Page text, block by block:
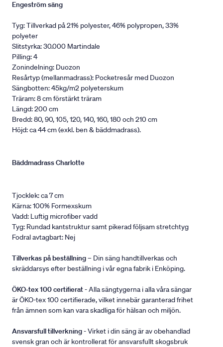
Engeström säng
Tyg: Tillverkad på 21% polyester, 46% polypropen, 33%
polyeter
Slitstyrka: 30.000 Martindale
Pilling: 4
Zonindelning: Duozon
Resårtyp (mellanmadrass): Pocketresår med Duozon
Sängbotten: 45kg/m2 polyeterskum
Träram: 8 cm förstärkt träram
Längd: 200 cm
Bredd: 80, 90, 105, 120, 140, 160, 180 och 210 cm
Höjd: ca 44 cm (exkl. ben & bäddmadrass).
Bäddmadrass Charlotte
Tjocklek: ca 7 cm
Kärna: 100% Formexskum
Vadd: Luftig microfiber vadd
Tyg: Rundad kantstruktur samt pikerad följsam stretchtyg
Fodral avtagbart: Nej
Tillverkas på beställning– Din säng handtillverkas och
skräddarsys efter beställning i vår egna fabrik i Enköping.
ÖKO-tex 100 certifierat- Alla sängtygerna i alla våra sängar
är ÖKO-tex 100 certifierade, vilket innebär garanterad frihet
från ämnen som kan vara skadliga för hälsan och miljön.
Ansvarsfull tillverkning- Virket i din säng är av obehandlad
svensk gran och är kontrollerat för ansvarsfullt skogsbruk